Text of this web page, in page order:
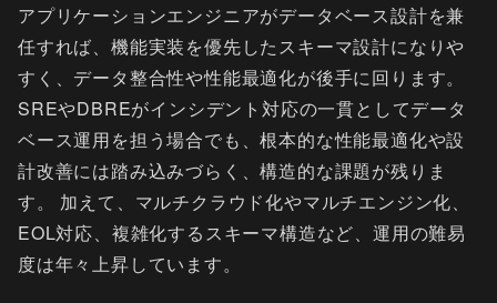
アプリケーションエンジニアがデータベース設計を兼
任すれば、機能実装を優先したスキーマ設計になりや
すく、データ整合性や性能最適化が後手に回ります。
SREやDBREがインシデント対応の一貫としてデータ
ベース運用を担う場合でも、根本的な性能最適化や設
計改善には踏み込みづらく、構造的な課題が残りま
す。 加えて、マルチクラウド化やマルチエンジン化、
EOL対応、複雑化するスキーマ構造など、運用の難易
度は年々上昇しています。